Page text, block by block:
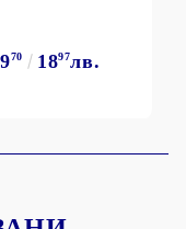
70 1897лв.